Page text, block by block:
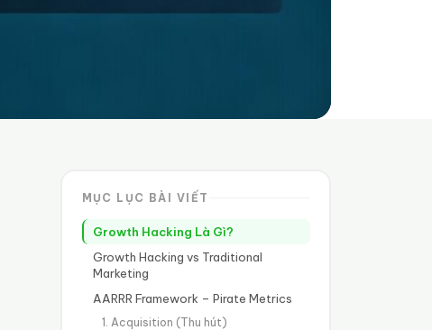
MỤC LỤC BÀI VIẾT
Growth Hacking Là Gì?
Growth Hacking vs Traditional
Marketing
AARRR Framework – Pirate Metrics
1. Acquisition (Thu hút)